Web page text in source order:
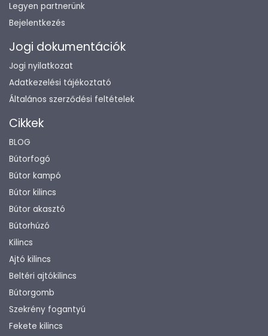
Legyen partnerünk
Bejelentkezés
Jogi dokumentációk
Jogi nyilatkozat
Adatkezelési tájékoztató
Általános szerződési feltételek
Cikkek
BLOG
Bútorfogó
Bútor kampó
Bútor kilincs
Bútor akasztó
Bútorhúzó
Kilincs
Ajtó kilincs
Beltéri ajtókilincs
Bútorgomb
Szekrény fogantyú
Fekete kilincs